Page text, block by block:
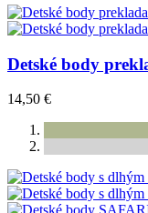
Detské body
14,50 €